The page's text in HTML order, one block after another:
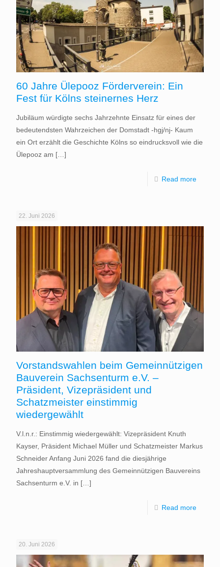
60 Jahre Ülepooz Förderverein: Ein
Fest für Kölns steinernes Herz
Jubiläum würdigte sechs Jahrzehnte Einsatz für eines der
bedeutendsten Wahrzeichen der Domstadt -hgj/nj- Kaum
ein Ort erzählt die Geschichte Kölns so eindrucksvoll wie die
Ülepooz am […]
Read more
22. Juni 2026
Vorstandswahlen beim Gemeinnützigen
Bauverein Sachsenturm e.V. –
Präsident, Vizepräsident und
Schatzmeister einstimmig
wiedergewählt
V.l.n.r.: Einstimmig wiedergewählt: Vizepräsident Knuth
Kayser, Präsident Michael Müller und Schatzmeister Markus
Schneider Anfang Juni 2026 fand die diesjährige
Jahreshauptversammlung des Gemeinnützigen Bauvereins
Sachsenturm e.V. in […]
Read more
20. Juni 2026